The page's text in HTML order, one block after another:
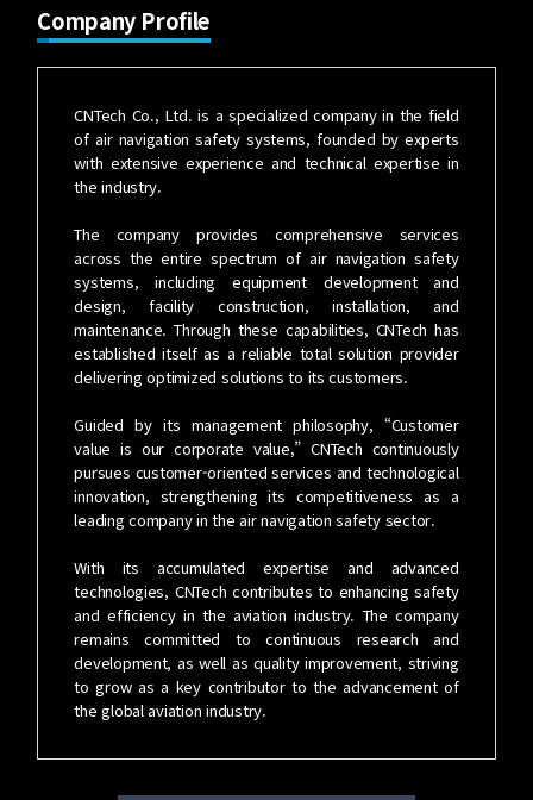
Company Profile
CNTech Co., Ltd. is a specialized company in the field
of air navigation safety systems, founded by experts
with extensive experience and technical expertise in
the industry.
The company provides comprehensive services
across the entire spectrum of air navigation safety
systems, including equipment development and
design, facility construction, installation, and
maintenance. Through these capabilities, CNTech has
established itself as a reliable total solution provider
delivering optimized solutions to its customers.
Guided by its management philosophy, “Customer
value is our corporate value,” CNTech continuously
pursues customer-oriented services and technological
innovation, strengthening its competitiveness as a
leading company in the air navigation safety sector.
With its accumulated expertise and advanced
technologies, CNTech contributes to enhancing safety
and efficiency in the aviation industry. The company
remains committed to continuous research and
development, as well as quality improvement, striving
to grow as a key contributor to the advancement of
the global aviation industry.